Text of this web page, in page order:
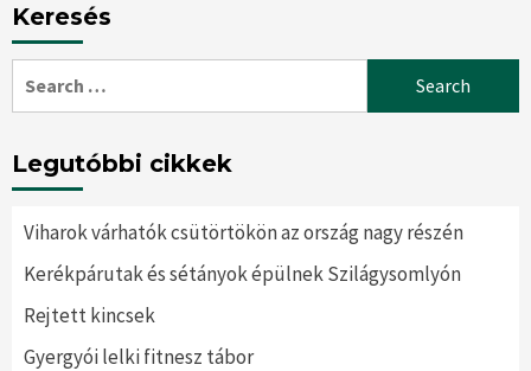
Keresés
for:
Legutóbbi cikkek
Viharok várhatók csütörtökön az ország nagy részén
Kerékpárutak és sétányok épülnek Szilágysomlyón
Rejtett kincsek
Gyergyói lelki fitnesz tábor